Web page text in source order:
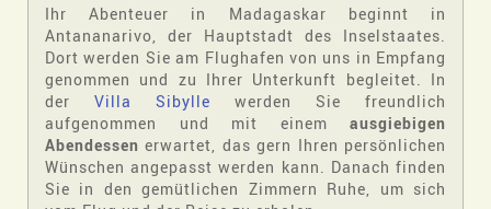
Ihr Abenteuer in Madagaskar beginnt in
Antananarivo, der Hauptstadt des Inselstaates.
Dort werden Sie am Flughafen von uns in Empfang
genommen und zu Ihrer Unterkunft begleitet. In
der Villa Sibylle werden Sie freundlich
aufgenommen und mit einem ausgiebigen
Abendessen erwartet, das gern Ihren persönlichen
Wünschen angepasst werden kann. Danach finden
Sie in den gemütlichen Zimmern Ruhe, um sich